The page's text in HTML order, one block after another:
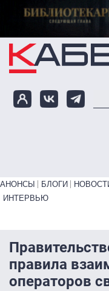
Перейти к основному
Primary links bottom
АНОНСЫ БЛОГИ
ИНТЕРВЬЮ
правила
операторов